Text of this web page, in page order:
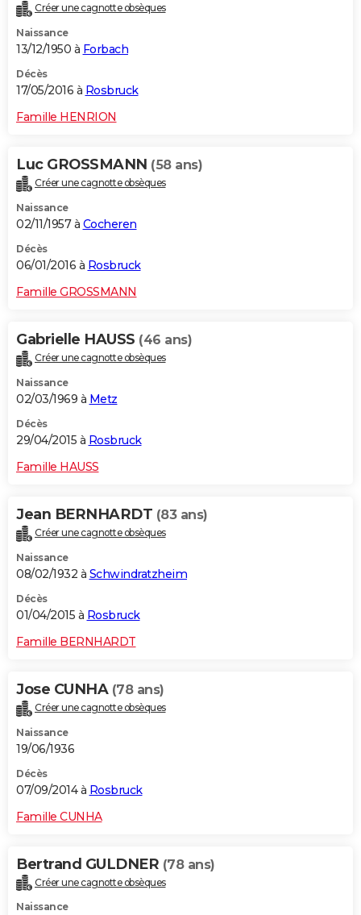
Créer une cagnotte obsèques
Naissance
13/12/1950 à Forbach
Décès
17/05/2016 à Rosbruck
Famille HENRION
Luc GROSSMANN (58 ans)
Créer une cagnotte obsèques
Naissance
02/11/1957 à Cocheren
Décès
06/01/2016 à Rosbruck
Famille GROSSMANN
Gabrielle HAUSS (46 ans)
Créer une cagnotte obsèques
Naissance
02/03/1969 à Metz
Décès
29/04/2015 à Rosbruck
Famille HAUSS
Jean BERNHARDT (83 ans)
Créer une cagnotte obsèques
Naissance
08/02/1932 à Schwindratzheim
Décès
01/04/2015 à Rosbruck
Famille BERNHARDT
Jose CUNHA (78 ans)
Créer une cagnotte obsèques
Naissance
19/06/1936
Décès
07/09/2014 à Rosbruck
Famille CUNHA
Bertrand GULDNER (78 ans)
Créer une cagnotte obsèques
Naissance